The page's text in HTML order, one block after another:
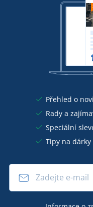
Přehled o
Rady a
Speciální
Tipy na dárky